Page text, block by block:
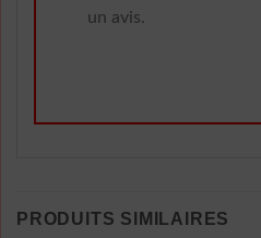
un avis.
PRODUITS SIMILAIRES